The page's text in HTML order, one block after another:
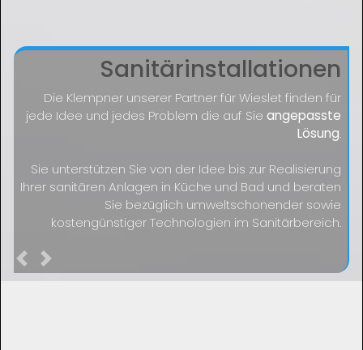
Sanitärinstallationen
Die Klempner unserer Partner für Wieslet finden für
jede Idee und jedes Problem die auf Sieangepasste
Lösung.
Sie unterstützen Sie von der Idee bis zur Realisierung
Ihrer sanitären Anlagen in Küche und Bad und beraten
Sie bezüglich umweltschonender sowie
kostengünstiger Technologien im Sanitärbereich.
Previous